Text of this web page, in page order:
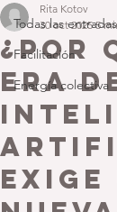
Todas las entradas
Facilitación
Energía colectiva
¿Por
era
exige
Rita Kotov
30 oct 2025 5